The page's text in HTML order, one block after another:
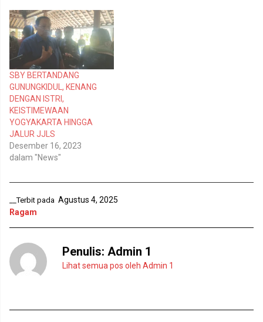
m
b
u
k
a
j
e
n
d
e
l
a
y
a
n
g
b
a
)
M
e
m
b
u
k
a
d
i
j
e
n
d
e
l
a
n
g
r
)
SBY BERTANDANG
GUNUNGKIDUL, KENANG
DENGAN ISTRI,
KEISTIMEWAAN
YOGYAKARTA HINGGA
JALUR JJLS
Desember 16, 2023
dalam "News"
__Terbit pada Agustus 4, 2025
Ragam
Penulis: Admin 1
Lihat semua pos oleh Admin 1